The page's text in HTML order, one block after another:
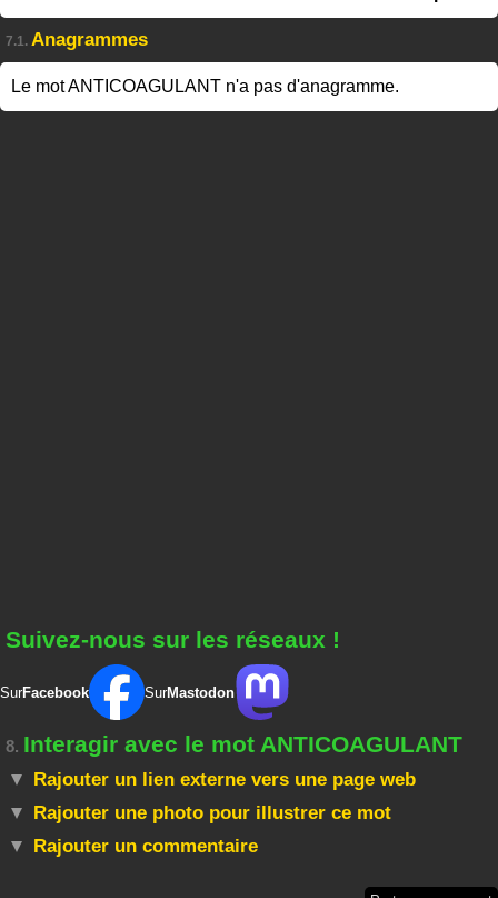
7.1. Anagrammes
Le mot ANTICOAGULANT n'a pas d'anagramme.
Suivez-nous sur les réseaux !
SurFacebook SurMastodon
8. Interagir avec le mot ANTICOAGULANT
Rajouter un lien externe vers une page web
Rajouter une photo pour illustrer ce mot
Rajouter un commentaire